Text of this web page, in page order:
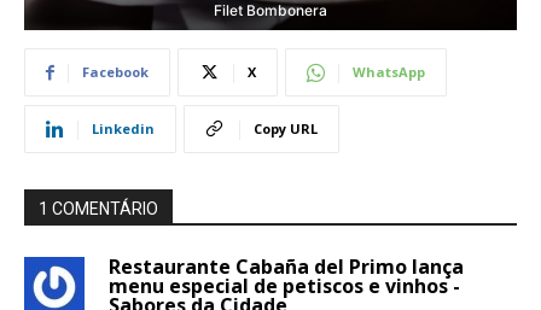
Filet Bombonera
Facebook X WhatsApp
Linkedin Copy URL
1 COMENTÁRIO
Restaurante Cabaña del Primo lança
menu especial de petiscos e vinhos -